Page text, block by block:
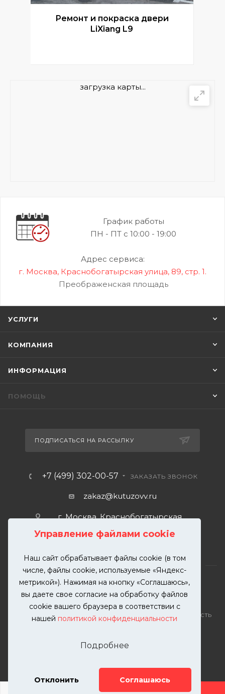
Управление файлами cookie
Наш сайт обрабатывает файлы cookie (в том
числе, файлы cookie, используемые «Яндекс-
метрикой»). Нажимая на кнопку «Соглашаюсь»,
вы даете свое согласие на обработку файлов
cookie вашего браузера в соответствии с
нашей политикой конфиденциальности
Подробнее
Отклонить Соглашаюсь
Ремонт и покраска двери
LiXiang L9
загрузка карты...
График работы
ПН - ПТ с 10:00 - 19:00
Адрес сервиса:
г. Москва, Краснобогатырская улица, 89, стр. 1.
Преображенская площадь
УСЛУГИ
КОМПАНИЯ
ИНФОРМАЦИЯ
ПОМОЩЬ
ПОДПИСАТЬСЯ НА РАССЫЛКУ
+7 (499) 302-00-57 ЗАКАЗАТЬ ЗВОНОК
zakaz@kutuzovv.ru
г. Москва, Краснобогатырская
2026 © KUTUZOVV | Кузовной ремонт и покраска
автомобилей. Вся информация на сайте – собственность
разрешения запрещена. Все права защищены.
Телефон: 8(499)-302-00-57